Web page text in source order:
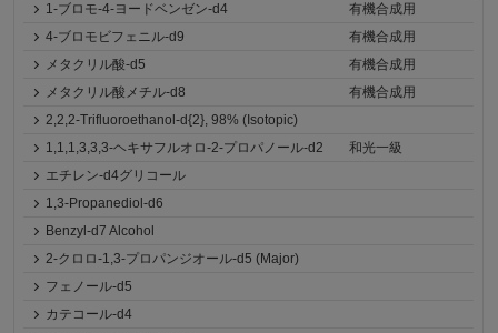
1-ブロモ-4-ヨードベンゼン-d4
有機合成用
4-ブロモビフェニル-d9
有機合成用
メタクリル酸-d5
有機合成用
メタクリル酸メチル-d8
有機合成用
2,2,2-Trifluoroethanol-d{2}, 98% (Isotopic)
1,1,1,3,3,3-ヘキサフルオロ-2-プロパノール-d2
和光一級
エチレン-d4グリコール
1,3-Propanediol-d6
Benzyl-d7 Alcohol
2-クロロ-1,3-プロパンジオール-d5 (Major)
フェノール-d5
カテコール-d4